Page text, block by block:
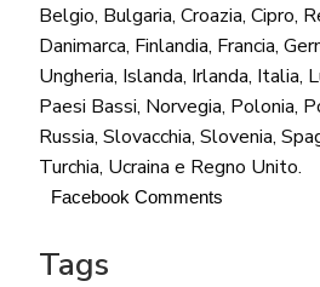
Belgio, Bulgaria, Croazia, Cipro,
Danimarca, Finlandia, Francia,
Ungheria, Islanda, Irlanda, Italia,
Paesi Bassi, Norvegia, Polonia,
Russia, Slovacchia, Slovenia,
Turchia, Ucraina e Regno Unito.
Facebook Comments
Tags